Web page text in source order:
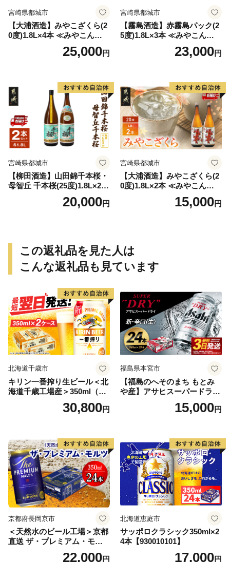
宮崎県都城市
【大浦酒造】みやこざくら(2
0度)1.8L×4本 ≪みやこんじょ
特急便≫_AD-077125,000円
宮崎県都城市
【霧島酒造】赤霧島パック(2
5度)1.8L×3本 ≪みやこんじょ
特急便≫_23-07-K03P-1800-3
23,000円
宮崎県都城市
【柳田酒造】山田錦千本桜・
母智丘 千本桜(25度)1.8L×2本
≪みやこんじょ特急便≫_AC
20,000円
宮崎県都城市
【大浦酒造】みやこざくら(2
0度)1.8L×2本 ≪みやこんじょ
特急便≫_MJ-077115,000円
この返礼品を見た人は
こんな返礼品も見ています
北海道千歳市
キリン一番搾り生ビール＜北
海道千歳工場産＞350ml（24
30,800円
福島県本宮市
【福島のへそのまち もとみ
や産】アサヒスーパードライ
350ml×24本 合計8.4L 1ケー
ス アルコール度数5% 缶ビー
口 送料無料 カメイ 本宮市
【07214-0206】
15,000円
京都府長岡京市
＜天然水のビール工場＞京都
直送 ザ・プレミアム・モル
ツ 350ml×24本 プレモル [149
22,000円
北海道恵庭市
サッポロクラシック350ml×2
4本【930010101】
17,000円